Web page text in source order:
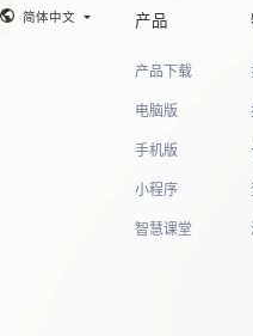
简体中文 产品
产品下载
电脑版
手机版
小程序
智慧课堂